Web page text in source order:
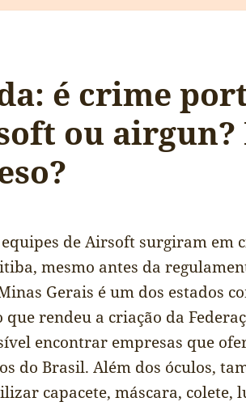
é crime
ou airgun?
de Airsoft surgiram em
mesmo antes da
Gerais é um dos estados
que rendeu a criação da
encontrar empresas que
do Brasil. Além dos óculos,
capacete, máscara, colete,